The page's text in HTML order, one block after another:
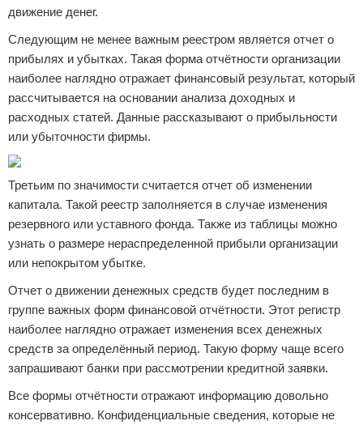
движение денег.
Следующим не менее важным реестром является отчет о
прибылях и убытках. Такая форма отчётности организации
наиболее наглядно отражает финансовый результат, который
рассчитывается на основании анализа доходных и
расходных статей. Данные рассказывают о прибыльности
или убыточности фирмы.
Третьим по значимости считается отчет об изменении
капитала. Такой реестр заполняется в случае изменения
резервного или уставного фонда. Также из таблицы можно
узнать о размере нераспределенной прибыли организации
или непокрытом убытке.
Отчет о движении денежных средств будет последним в
группе важных форм финансовой отчётности. Этот регистр
наиболее наглядно отражает изменения всех денежных
средств за определённый период. Такую форму чаще всего
запрашивают банки при рассмотрении кредитной заявки.
Все формы отчётности отражают информацию довольно
консервативно. Конфиденциальные сведения, которые не